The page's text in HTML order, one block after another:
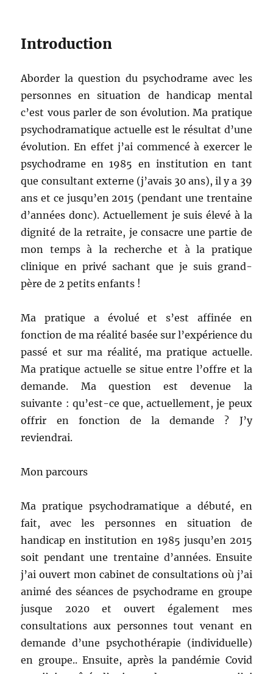
Introduction
Aborder la question du psychodrame avec les
personnes en situation de handicap mental
c’est vous parler de son évolution. Ma pratique
psychodramatique actuelle est le résultat d’une
évolution. En effet j’ai commencé à exercer le
psychodrame en 1985 en institution en tant
que consultant externe (j’avais 30 ans), il y a 39
ans et ce jusqu’en 2015 (pendant une trentaine
d’années donc). Actuellement je suis élevé à la
dignité de la retraite, je consacre une partie de
mon temps à la recherche et à la pratique
clinique en privé sachant que je suis grand-
père de 2 petits enfants !
Ma pratique a évolué et s’est affinée en
fonction de ma réalité basée sur l’expérience du
passé et sur ma réalité, ma pratique actuelle.
Ma pratique actuelle se situe entre l’offre et la
demande. Ma question est devenue la
suivante : qu’est-ce que, actuellement, je peux
offrir en fonction de la demande ? J’y
reviendrai.
Mon parcours
Ma pratique psychodramatique a débuté, en
fait, avec les personnes en situation de
handicap en institution en 1985 jusqu’en 2015
soit pendant une trentaine d’années. Ensuite
j’ai ouvert mon cabinet de consultations où j’ai
animé des séances de psychodrame en groupe
jusque 2020 et ouvert également mes
consultations aux personnes tout venant en
demande d’une psychothérapie (individuelle)
en groupe.. Ensuite, après la pandémie Covid